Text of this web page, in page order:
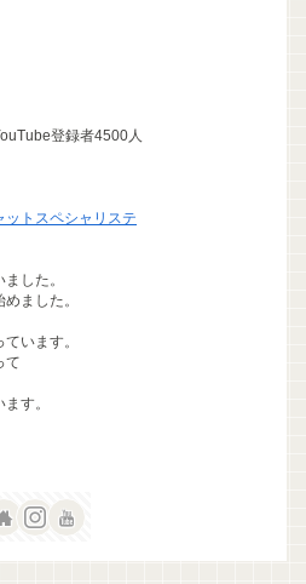
登録者4500人
ットスペシャリステ
した。
ました。
います。
て
す。